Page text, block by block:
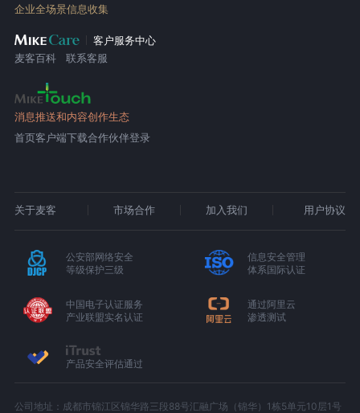
企业全场景信息收集
客户服务中心
麦客百科
联系客服
消息推送和内容创作生态
首页客户端下载合作伙伴登录
关于麦客 市场合作 加入我们 用户协议
公安部网络安全
等级保护三级
信息安全管理
体系国际认证
中国电子认证服务
产业联盟实名认证
通过阿里云
渗透测试
产品安全评估通过
公司地址：成都市锦江区锦华路三段88号汇融广场（锦华）1栋5单元10层1号